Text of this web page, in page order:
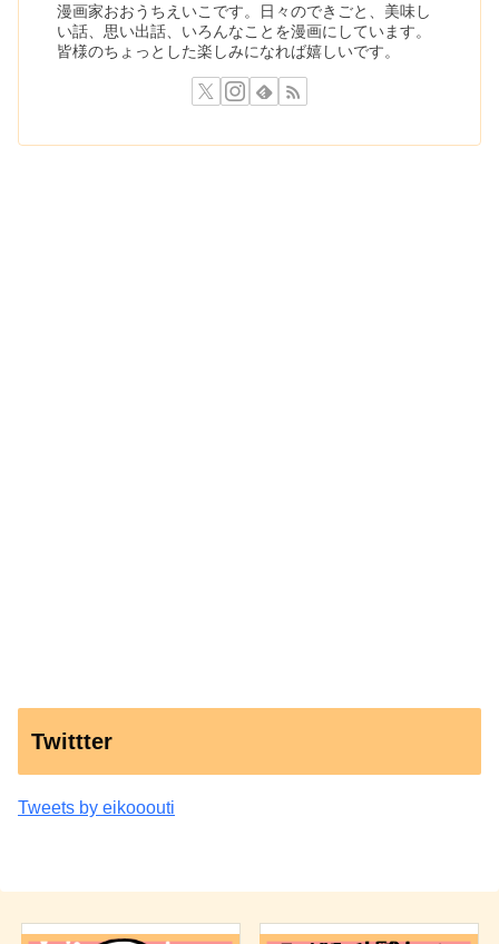
漫画家おおうちえいこです。日々のできごと、美味し
い話、思い出話、いろんなことを漫画にしています。
皆様のちょっとした楽しみになれば嬉しいです。
Twittter
Tweets by eikooouti